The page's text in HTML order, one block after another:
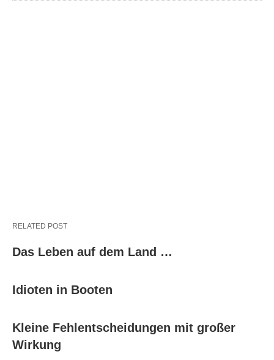
RELATED POST
Das Leben auf dem Land …
Idioten in Booten
Kleine Fehlentscheidungen mit großer
Wirkung